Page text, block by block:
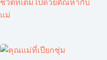
ชีวิตที่เต็มไปด้วยตัณหากับ
แม่